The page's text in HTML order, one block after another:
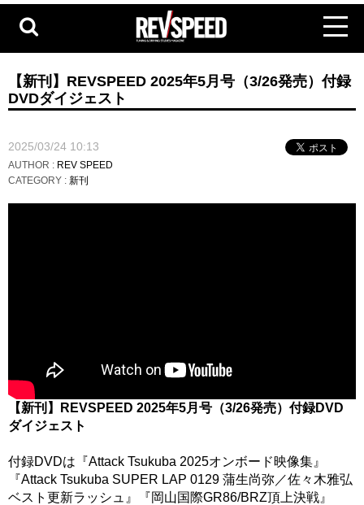
【新刊】REVSPEED 2025年5月号（3/26発売）付録
DVDダイジェスト
2025/03/24 10:13
AUTHOR : REV SPEED
CATEGORY : 新刊
【新刊】REVSPEED 2025年5月号（3/26発売）付録DVD
ダイジェスト
付録DVDは『Attack Tsukuba 2025オンボード映像集』
『Attack Tsukuba SUPER LAP 0129 蒲生尚弥／佐々木雅弘
ベスト更新ラッシュ』『岡山国際GR86/BRZ頂上決戦』